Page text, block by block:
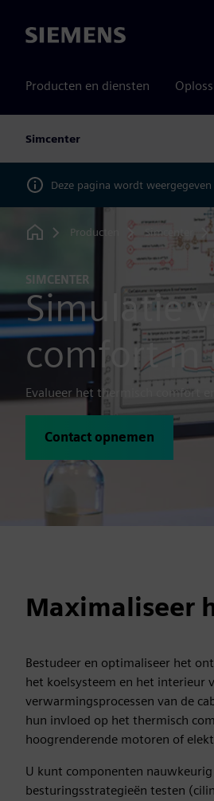
Siemens
Producten en diensten
Simcenter
Deze pagina wordt
Home
Producten Simcenter
SIMCENTER
Simulatie
comfort in
Evalueer het thermisch comfort
Contact opnemen
Maximaliseer
Bestudeer en optimaliseer het
het koelsysteem en het interieur
verwarmingsprocessen van de
hun invloed op het thermisch
hoogrenderende motoren of
U kunt componenten
besturingsstrategieën testen